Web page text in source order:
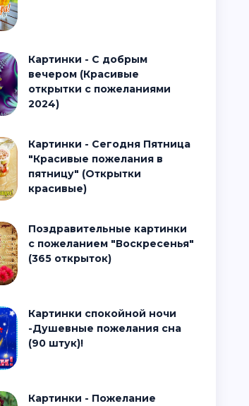
Картинки - С добрым
вечером (Красивые
открытки с пожеланиями
2024)
Картинки - Сегодня Пятница
"Красивые пожелания в
пятницу" (Открытки
красивые)
Поздравительные картинки
с пожеланием "Воскресенья"
(365 открыток)
Картинки спокойной ночи
-Душевные пожелания сна
(90 штук)!
Картинки - Пожелание